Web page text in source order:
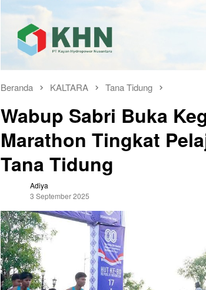
Beranda KALTARA Tana Tidung
Wabup Sabri Buka
Marathon Tingkat
Tana Tidung
Adiya
3 September 2025